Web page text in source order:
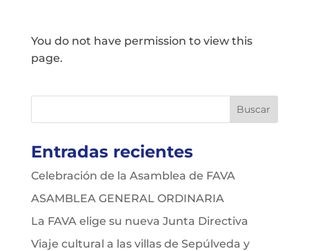
You do not have permission to view this
page.
Entradas recientes
Celebración de la Asamblea de FAVA
ASAMBLEA GENERAL ORDINARIA
La FAVA elige su nueva Junta Directiva
Viaje cultural a las villas de Sepúlveda y